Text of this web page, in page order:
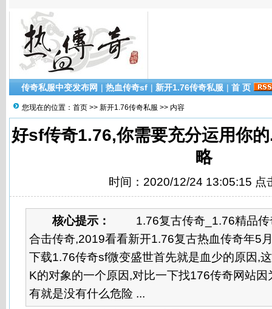
传奇私服中变发布网 | 热血传奇sf | 新开1.76传奇私服 | 首 页
您现在的位置： 首页 >> 新开1.76传奇私服 >> 内容
好sf传奇1.76,你需要充分运用你
略
时间：2020/12/24 13:05:15 点
核心提示：
1.76复古传奇_1.76精品传
合击传奇,2019看看新开1.76复古热血传奇年5
下载1.76传奇sf微变盛世首先就是血少的原因,
K的对象的一个原因,对比一下找176传奇网站
有就是没有什么危险 ...